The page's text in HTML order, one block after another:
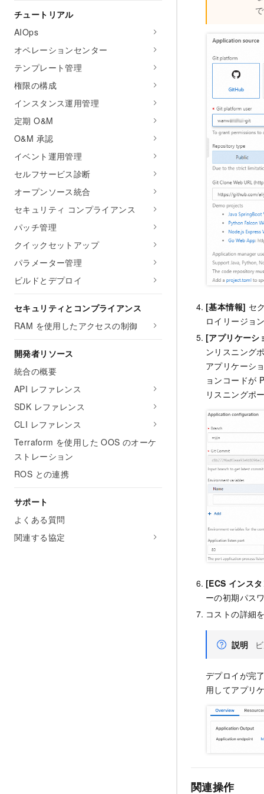
チュートリアル
AIOps
オペレーションセンター
テンプレート管理
権限の構成
インスタンス運用管理
定期 O&M
O&M 承認
イベント運用管理
セルフサービス診断
オープンソース統合
セキュリティ コンプライアンス
パッチ管理
クイックセットアップ
パラメーター管理
ビルドとデプロイ
セキュリティとコンプライアンス
RAM を使用したアクセスの制御
開発者リソース
統合の概要
API レファレンス
SDK レファレンス
CLI レファレンス
Terraform を使用した OOS のオーケ
ストレーション
ROS との連携
サポート
よくある質問
関連する協定
[基本情報] セ
ロイリージョ
[アプリケーシ
ンリスニング
アプリケーシ
ョンコードが
リスニングポ
[ECS インス
ーの初期パス
コストの詳細
説明
デプロイが完
用してアプリ
関連操作